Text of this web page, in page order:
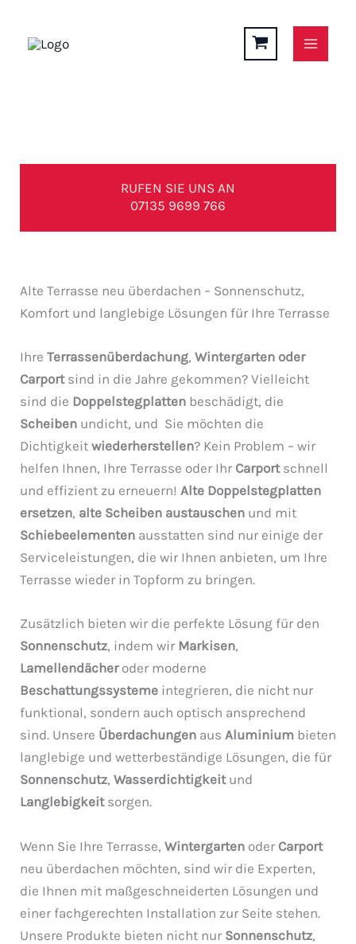
springen
RUFEN SIE UNS AN
07135 9699 766
Alte Terrasse neu überdachen – Sonnenschutz,
Komfort und langlebige Lösungen für Ihre Terrasse
Ihre Terrassenüberdachung, Wintergarten oder
Carportsind in die Jahre gekommen? Vielleicht
sind die Doppelstegplatten beschädigt, die
Scheiben undicht, und Sie möchten die
Dichtigkeit wiederherstellen? Kein Problem – wir
helfen Ihnen, Ihre Terrasse oder Ihr Carportschnell
und effizient zu erneuern! Alte Doppelstegplatten
ersetzen, alte Scheiben austauschen und mit
Schiebeelementen ausstatten sind nur einige der
Serviceleistungen, die wir Ihnen anbieten, um Ihre
Terrasse wieder in Topform zu bringen.
Zusätzlich bieten wir die perfekte Lösung für den
Sonnenschutz, indem wir Markisen,
Lamellendächeroder moderne
Beschattungssysteme integrieren, die nicht nur
funktional, sondern auch optisch ansprechend
sind. Unsere Überdachungen aus Aluminium bieten
langlebige und wetterbeständige Lösungen, die für
Sonnenschutz, Wasserdichtigkeitund
Langlebigkeitsorgen.
Wenn Sie Ihre Terrasse, Wintergarten oder Carport
neu überdachen möchten, sind wir die Experten,
die Ihnen mit maßgeschneiderten Lösungen und
einer fachgerechten Installation zur Seite stehen.
Unsere Produkte bieten nicht nur Sonnenschutz,